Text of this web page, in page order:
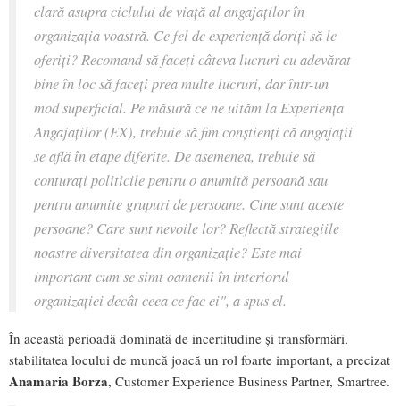
clară asupra ciclului de viață al angajaților în
organizația voastră. Ce fel de experiență doriți să le
oferiți? Recomand să faceți câteva lucruri cu adevărat
bine în loc să faceți prea multe lucruri, dar într-un
mod superficial. Pe măsură ce ne uităm la Experiența
Angajaților (EX), trebuie să fim conștienți că angajații
se află în etape diferite. De asemenea, trebuie să
conturați politicile pentru o anumită persoană sau
pentru anumite grupuri de persoane. Cine sunt aceste
persoane? Care sunt nevoile lor? Reflectă strategiile
noastre diversitatea din organizație? Este mai
important cum se simt oamenii în interiorul
organizației decât ceea ce fac ei", a spus el.
În această perioadă dominată de incertitudine și transformări,
stabilitatea locului de muncă joacă un rol foarte important, a precizat
Anamaria Borza, Customer Experience Business Partner, Smartree.